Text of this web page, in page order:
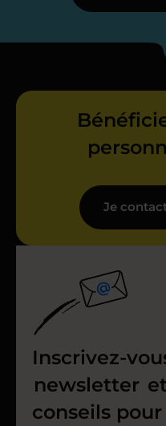
Je
Inscrivez-
newsletter
conseils